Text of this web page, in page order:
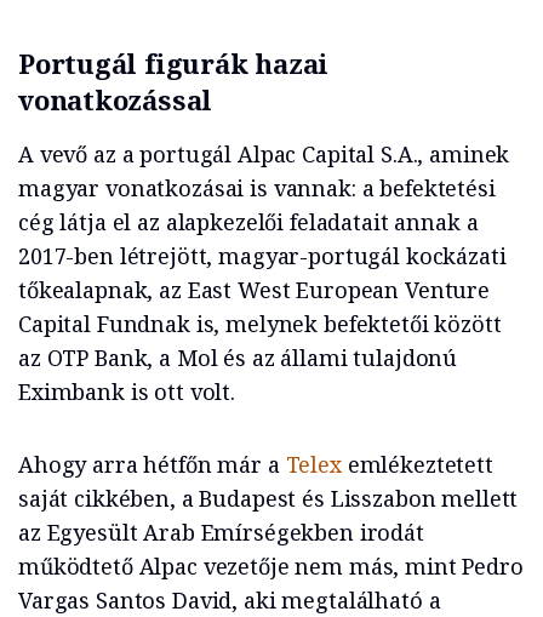
Portugál figurák hazai
vonatkozással
A vevő az a portugál Alpac Capital S.A., aminek
magyar vonatkozásai is vannak: a befektetési
cég látja el az alapkezelői feladatait annak a
2017-ben létrejött, magyar-portugál kockázati
tőkealapnak, az East West European Venture
Capital Fundnak is, melynek befektetői között
az OTP Bank, a Mol és az állami tulajdonú
Eximbank is ott volt.
Ahogy arra hétfőn már a Telexemlékeztetett
saját cikkében, a Budapest és Lisszabon mellett
az Egyesült Arab Emírségekben irodát
működtető Alpac vezetője nem más, mint Pedro
Vargas Santos David, aki megtalálható a